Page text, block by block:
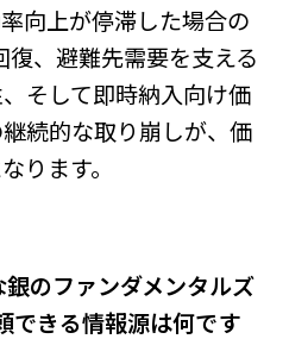
向上が停滞した場合の
、避難先需要を支える
そして即時納入向け価
続的な取り崩しが、価
ります。
のファンダメンタルズ
できる情報源は何です